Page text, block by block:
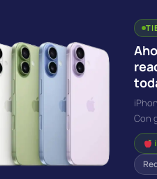
Con